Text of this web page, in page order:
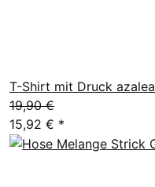
T-Shirt mit Druck azalea
19,90 €
15,92 € *